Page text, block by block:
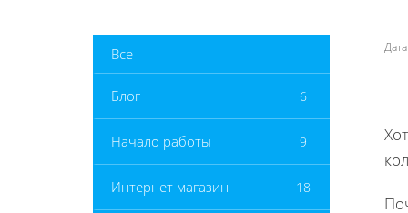
Все
Блог 6
Начало работы 9
Интернет магазин 18